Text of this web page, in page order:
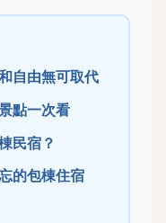
自由無可取代
點一次看
民宿？
的包棟住宿